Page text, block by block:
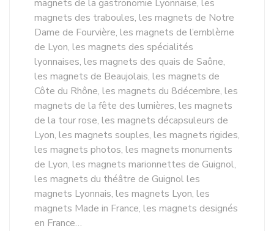
magnets de la gastronomie Lyonnaise, les
magnets des traboules, les magnets de Notre
Dame de Fourvière, les magnets de l’emblème
de Lyon, les magnets des spécialités
lyonnaises, les magnets des quais de Saône,
les magnets de Beaujolais, les magnets de
Côte du Rhône, les magnets du 8décembre, les
magnets de la fête des lumières, les magnets
de la tour rose, les magnets décapsuleurs de
Lyon, les magnets souples, les magnets rigides,
les magnets photos, les magnets monuments
de Lyon, les magnets marionnettes de Guignol,
les magnets du théâtre de Guignol les
magnets Lyonnais, les magnets Lyon, les
magnets Made in France, les magnets designés
en France…